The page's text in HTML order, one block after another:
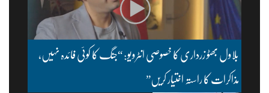
بلاول بھٹو زرداری کا خصوصی انٹرویو: “جنگ کا کوئی فائدہ نہیں،
مذاکرات کا راستہ اختیار کریں”